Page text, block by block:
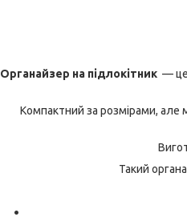
Органайзер на підлокітник— це
Компактний за розмірами, але
Такий